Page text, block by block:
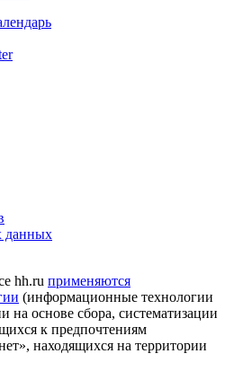
данных
hh.ru применяются
(информационные технологии
на основе сбора, систематизации
к предпочтениям
находящихся на территории